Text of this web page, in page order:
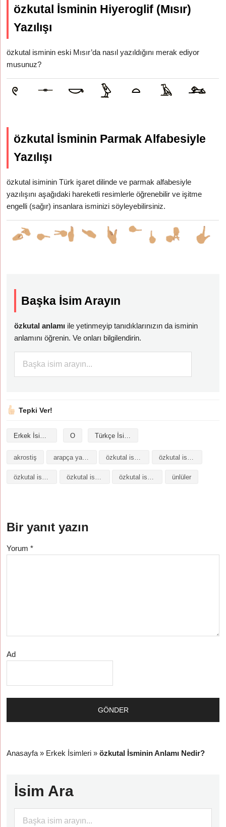
özkutal İsminin Hiyeroglif (Mısır)
Yazılışı
özkutal isminin eski Mısır’da nasıl yazıldığını merak ediyor
musunuz?
özkutal İsminin Parmak Alfabesiyle
Yazılışı
özkutal isiminin Türk işaret dilinde ve parmak alfabesiyle
yazılışını aşağıdaki hareketli resimlerle öğrenebilir ve işitme
engelli (sağır) insanlara isminizi söyleyebilirsiniz.
Başka İsim Arayın
özkutal anlamı ile yetinmeyip tanıdıklarınızın da isminin
anlamını öğrenin. Ve onları bilgilendirin.
Tepki Ver!
Erkek İsimleri O Türkçe İsimler
akrostiş arapça yazılışı
özkutal isminin baş harfleriyle şiir özkutal isminin kökeni özkutal isminin numerolojisi ünlüler
Bir yanıt yazın
Yorum*
Ad
Anasayfa » Erkek İsimleri »özkutal İsminin Anlamı Nedir?
İsim Ara